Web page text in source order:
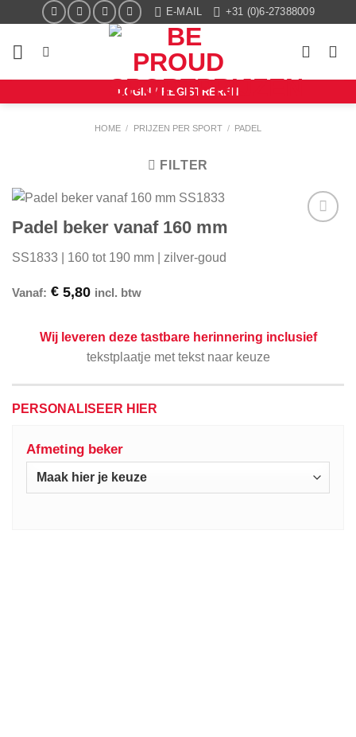
inhoud
E-MAIL +31 (0)6-27388009
LOGIN / REGISTREREN
HOME / PRIJZEN PER SPORT / PADEL
FILTER
Padel beker vanaf 160 mm
SS1833 | 160 tot 190 mm | zilver-goud
Vanaf: € 5,80 incl. btw
Wij leveren deze tastbare herinnering inclusief
tekstplaatje met tekst naar keuze
PERSONALISEER HIER
Afmeting beker